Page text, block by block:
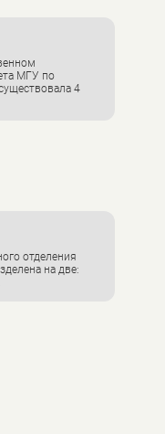
МГУ по
4
отделения
на две: